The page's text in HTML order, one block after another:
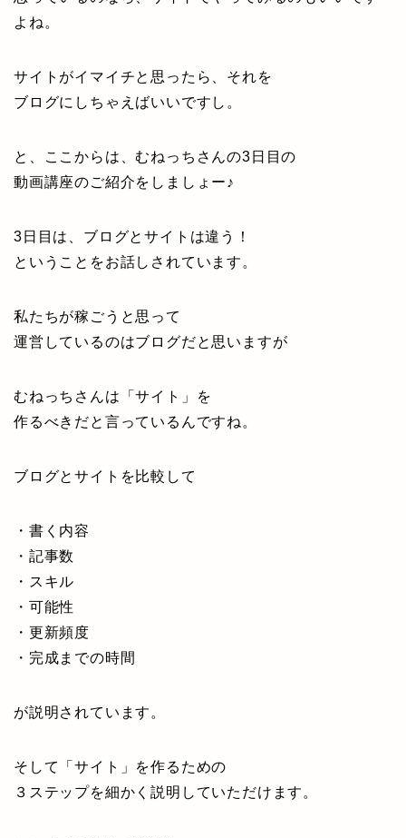
よね。
サイトがイマイチと思ったら、それを
ブログにしちゃえばいいですし。
と、ここからは、むねっちさんの3日目の
動画講座のご紹介をしましょー♪
3日目は、ブログとサイトは違う！
ということをお話しされています。
私たちが稼ごうと思って
運営しているのはブログだと思いますが
むねっちさんは「サイト」を
作るべきだと言っているんですね。
ブログとサイトを比較して
・書く内容
・記事数
・スキル
・可能性
・更新頻度
・完成までの時間
が説明されています。
そして「サイト」を作るための
３ステップを細かく説明していただけます。